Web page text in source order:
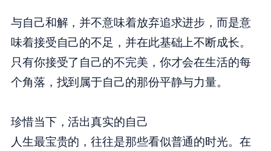
与自己和解，并不意味着放弃追求进步，而是意
味着接受自己的不足，并在此基础上不断成长。
只有你接受了自己的不完美，你才会在生活的每
个角落，找到属于自己的那份平静与力量。
珍惜当下，活出真实的自己
人生最宝贵的，往往是那些看似普通的时光。在